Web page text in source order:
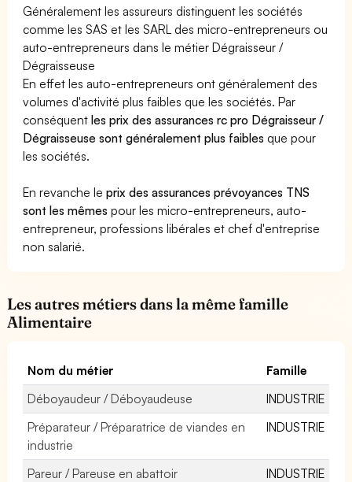
Généralement les assureurs distinguent les sociétés
comme les SAS et les SARL des micro-entrepreneurs ou
auto-entrepreneurs dans le métier Dégraisseur /
Dégraisseuse
En effet les auto-entrepreneurs ont généralement des
volumes d'activité plus faibles que les sociétés. Par
conséquentles prix des assurances rc pro Dégraisseur /
Dégraisseuse sont généralement plus faibles que pour
les sociétés.
En revanche leprix des assurances prévoyances TNS
sont les mêmes pour les micro-entrepreneurs, auto-
entrepreneur, professions libérales et chef d'entreprise
non salarié.
Les autres métiers dans la même famille
Alimentaire
Nom du métier
Famille
Déboyaudeur / Déboyaudeuse
INDUSTRIE
Préparateur / Préparatrice de viandes en
industrie
INDUSTRIE
Pareur / Pareuse en abattoir
INDUSTRIE